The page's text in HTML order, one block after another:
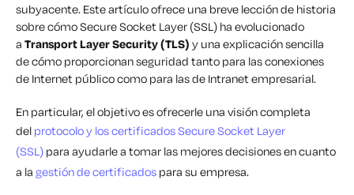
subyacente. Este artículo ofrece una breve lección de historia
sobre cómo Secure Socket Layer (SSL) ha evolucionado
a Transport Layer Security (TLS) y una explicación sencilla
de cómo proporcionan seguridad tanto para las conexiones
de Internet público como para las de Intranet empresarial.
En particular, el objetivo es ofrecerle una visión completa
del protocolo y los certificados Secure Socket Layer
(SSL) para ayudarle a tomar las mejores decisiones en cuanto
a la gestión de certificados para su empresa.